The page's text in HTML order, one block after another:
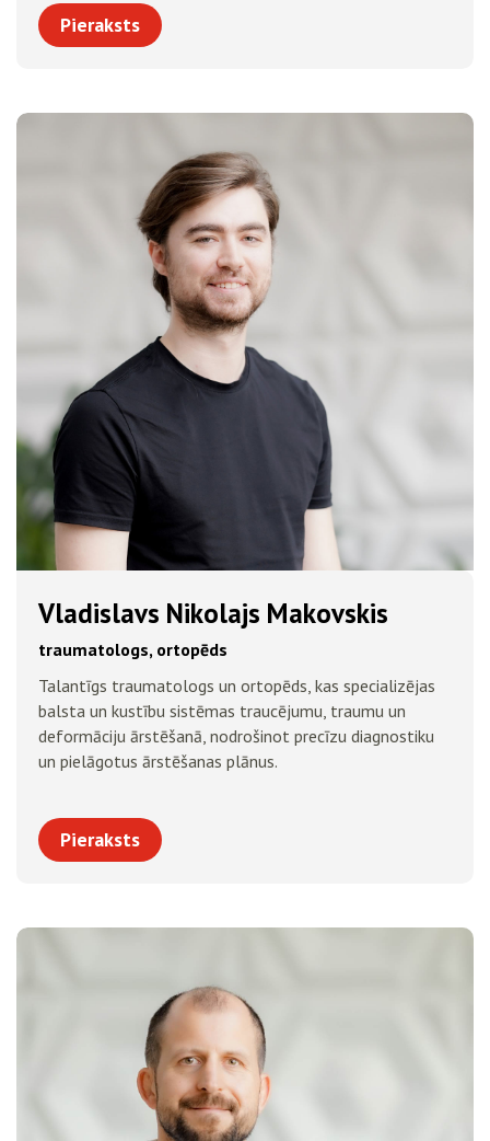
Pieraksts
Vladislavs Nikolajs Makovskis
traumatologs, ortopēds
Talantīgs traumatologs un ortopēds, kas specializējas
balsta un kustību sistēmas traucējumu, traumu un
deformāciju ārstēšanā, nodrošinot precīzu diagnostiku
un pielāgotus ārstēšanas plānus.
Pieraksts